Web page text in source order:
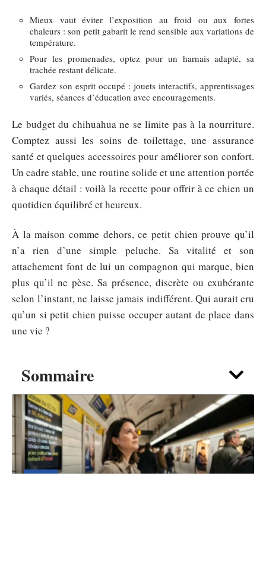
Sommaire
NEWS
Mieux vaut éviter l’exposition au froid ou aux fortes
chaleurs : son petit gabarit le rend sensible aux variations de
température.
Pour les promenades, optez pour un harnais adapté, sa
trachée restant délicate.
Gardez son esprit occupé : jouets interactifs, apprentissages
variés, séances d’éducation avec encouragements.
Le budget du chihuahua ne se limite pas à la nourriture.
Comptez aussi les soins de toilettage, une assurance
santé et quelques accessoires pour améliorer son confort.
Un cadre stable, une routine solide et une attention portée
à chaque détail : voilà la recette pour offrir à ce chien un
quotidien équilibré et heureux.
À la maison comme dehors, ce petit chien prouve qu’il
n’a rien d’une simple peluche. Sa vitalité et son
attachement font de lui un compagnon qui marque, bien
plus qu’il ne pèse. Sa présence, discrète ou exubérante
selon l’instant, ne laisse jamais indifférent. Qui aurait cru
qu’un si petit chien puisse occuper autant de place dans
une vie ?